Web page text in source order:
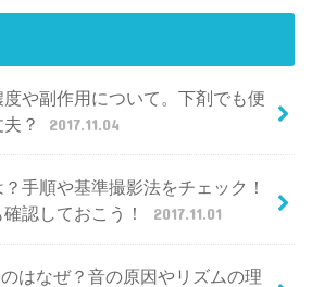
や副作用について。下剤でも便
？
2017.11.04
手順や基準撮影法をチェック！
認しておこう！
2017.11.01
はなぜ？音の原因やリズムの理